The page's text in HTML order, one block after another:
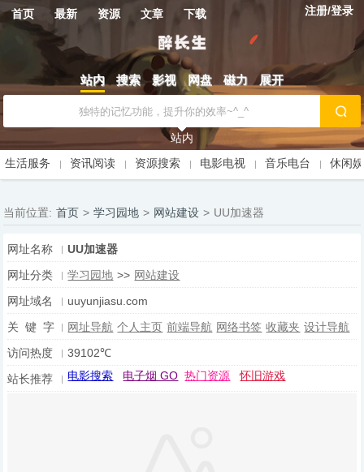
首页 最新 资源 文章 下载 注册/登录
站内 搜索 影视 网盘 磁力 展开
站内
生活服务
资讯阅读 资源搜索 电影电视 音乐电台 休闲
当前位置: 首页 > 学习园地 > 网站建设 > UU加速器
网址名称
UU加速器
网址分类
学习园地 >> 网站建设
网址域名
uuyunjiasu.com
关 键 字
网址导航 个人主页 前端导航 网络书签 收藏夹 设计导航
访问热度
39102℃
站长推荐
电影搜索 电子烟 GO 热门资源 怀旧游戏